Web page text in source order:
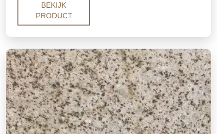
vergeleken met kwartsiet.
BEKIJK
PRODUCT